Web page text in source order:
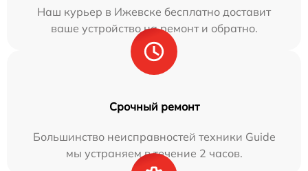
Наш курьер в Ижевске бесплатно доставит
ваше устройство на ремонт и обратно.
Срочный ремонт
Большинство неисправностей техники Guide
мы устраняем в течение 2 часов.